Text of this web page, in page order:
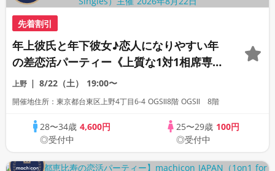
先着割引
年上彼氏と年下彼女♪恋人になりやすい年
の差恋活パーティー《上質な1対1相席専用
会場》《全席半個室》《飲み放題付き》
《machicon JAPAN主催》
上野 8/22（土） 19:00〜
開催地住所：東京都台東区上野4丁目6-4 OGSⅡ8階 OGSⅡ 8階
28〜34歳4,600円
◎受付中
25〜29歳 100円
◎受付中